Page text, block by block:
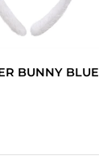
BUNNY BLUE